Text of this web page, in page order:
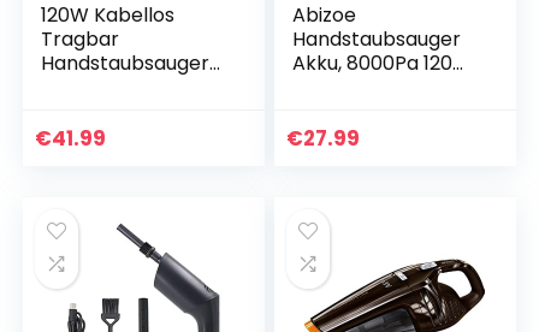
120W Kabellos
Tragbar
Handstaubsauger
Leicht
€41.99
Abizoe
Handstaubsauger
Akku, 8000Pa 120W
Staubsauger
€27.99